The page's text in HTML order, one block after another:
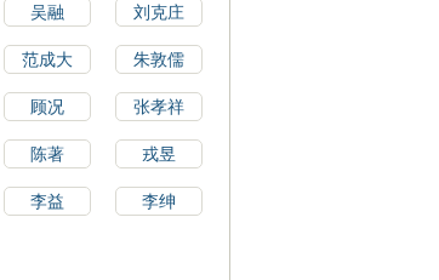
吴融 刘克庄
范成大 朱敦儒
顾况 张孝祥
陈著 戎昱
李益 李绅